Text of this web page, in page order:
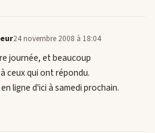
24 novembre 2008 à 18:04
journée, et beaucoup
ceux qui ont répondu.
ligne d'ici à samedi prochain.